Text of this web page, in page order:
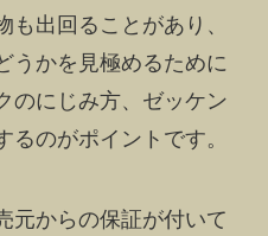
も出回ることがあり、
うかを見極めるために
のにじみ方、ゼッケン
るのがポイントです。
元からの保証が付いて